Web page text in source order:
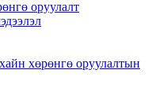
оруулалт
хөрөнгө оруулалтын